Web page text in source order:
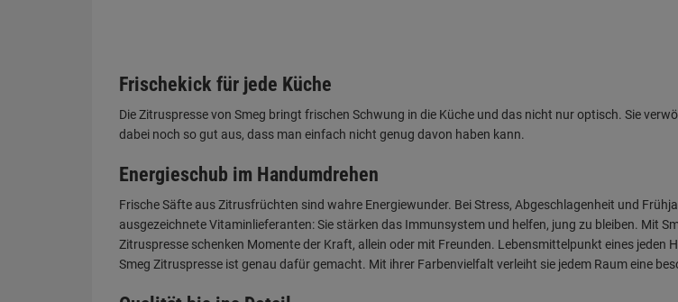
Frischekick für jede Küche
Die Zitruspresse von Smeg bringt frischen Schwung in die Küche und das nicht nur optisch. Sie
dabei noch so gut aus, dass man einfach nicht genug davon haben kann.
Energieschub im Handumdrehen
Frische Säfte aus Zitrusfrüchten sind wahre Energiewunder. Bei Stress, Abgeschlagenheit und
ausgezeichnete Vitaminlieferanten: Sie stärken das Immunsystem und helfen, jung zu bleiben. Mit
Zitruspresse schenken Momente der Kraft, allein oder mit Freunden. Lebensmittelpunkt eines jeden
Smeg Zitruspresse ist genau dafür gemacht. Mit ihrer Farbenvielfalt verleiht sie jedem Raum eine